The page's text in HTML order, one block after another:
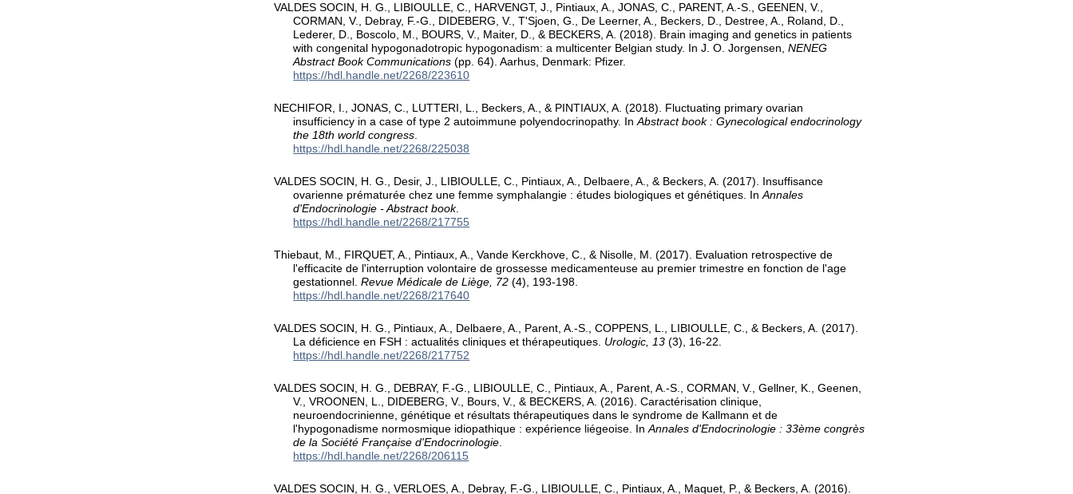
VALDES SOCIN, H. G., LIBIOULLE, C., HARVENGT, J., Pintiaux, A., JONAS, C., PARENT, A.-S., GEENEN, V.,
CORMAN, V., Debray, F.-G., DIDEBERG, V., T'Sjoen, G., De Leerner, A., Beckers, D., Destree, A., Roland, D.,
Lederer, D., Boscolo, M., BOURS, V., Maiter, D., & BECKERS, A. (2018). Brain imaging and genetics in patients
with congenital hypogonadotropic hypogonadism: a multicenter Belgian study. In J. O. Jorgensen,NENEG
Abstract Book Communications (pp. 64). Aarhus, Denmark: Pfizer.
https://hdl.handle.net/2268/223610
NECHIFOR, I., JONAS, C., LUTTERI, L., Beckers, A., & PINTIAUX, A. (2018). Fluctuating primary ovarian
insufficiency in a case of type 2 autoimmune polyendocrinopathy. InAbstract book : Gynecological endocrinology
the 18th world congress.
https://hdl.handle.net/2268/225038
VALDES SOCIN, H. G., Desir, J., LIBIOULLE, C., Pintiaux, A., Delbaere, A., & Beckers, A. (2017). Insuffisance
ovarienne prématurée chez une femme symphalangie : études biologiques et génétiques. InAnnales
d'Endocrinologie - Abstract book.
https://hdl.handle.net/2268/217755
Thiebaut, M., FIRQUET, A., Pintiaux, A., Vande Kerckhove, C., & Nisolle, M. (2017). Evaluation retrospective de
l'efficacite de l'interruption volontaire de grossesse medicamenteuse au premier trimestre en fonction de l'age
gestationnel.Revue Médicale de Liège, 72 (4), 193-198.
https://hdl.handle.net/2268/217640
VALDES SOCIN, H. G., Pintiaux, A., Delbaere, A., Parent, A.-S., COPPENS, L., LIBIOULLE, C., & Beckers, A. (2017).
La déficience en FSH : actualités cliniques et thérapeutiques. Urologic, 13 (3), 16-22.
https://hdl.handle.net/2268/217752
VALDES SOCIN, H. G., DEBRAY, F.-G., LIBIOULLE, C., Pintiaux, A., Parent, A.-S., CORMAN, V., Gellner, K., Geenen,
V., VROONEN, L., DIDEBERG, V., Bours, V., & BECKERS, A. (2016). Caractérisation clinique,
neuroendocrinienne, génétique et résultats thérapeutiques dans le syndrome de Kallmann et de
l'hypogonadisme normosmique idiopathique : expérience liégeoise. InAnnales d'Endocrinologie : 33ème congrès
de la Société Française d'Endocrinologie.
https://hdl.handle.net/2268/206115
VALDES SOCIN, H. G., VERLOES, A., Debray, F.-G., LIBIOULLE, C., Pintiaux, A., Maquet, P., & Beckers, A. (2016).